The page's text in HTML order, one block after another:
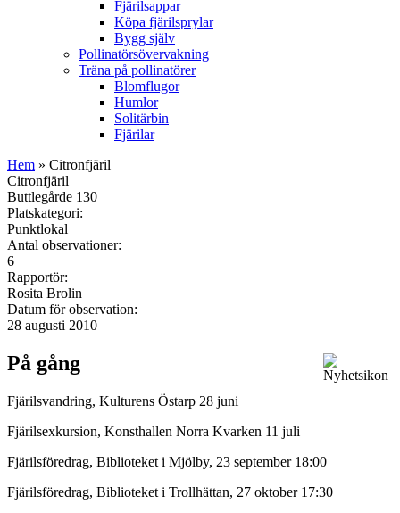
Fjärilsappar
Köpa fjärilsprylar
Bygg själv
Pollinatörsövervakning
Träna på pollinatörer
Blomflugor
Humlor
Solitärbin
Fjärilar
Hem » Citronfjäril
Citronfjäril
Buttlegårde 130
Platskategori:
Punktlokal
Antal observationer:
6
Rapportör:
Rosita Brolin
Datum för observation:
28 augusti 2010
På gång
Fjärilsvandring, Kulturens Östarp 28 juni
Fjärilsexkursion, Konsthallen Norra Kvarken 11 juli
Fjärilsföredrag, Biblioteket i Mjölby, 23 september 18:00
Fjärilsföredrag, Biblioteket i Trollhättan, 27 oktober 17:30